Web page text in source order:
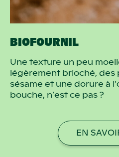
BIOFOURNIL
Une texture un peu
légèrement brioché, des
sésame et une dorure à
bouche, n’est ce pas ?
EN